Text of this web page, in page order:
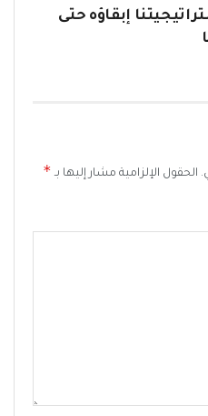
إبقاؤه حتى
الحقول الإلزامية مشار إليها بـ *